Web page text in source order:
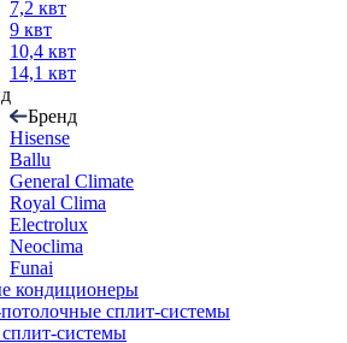
7,2 квт
9 квт
10,4 квт
14,1 квт
Бренд
Hisense
Ballu
General Climate
Royal Clima
Electrolux
Neoclima
Funai
кондиционеры
​сплит-системы
системы